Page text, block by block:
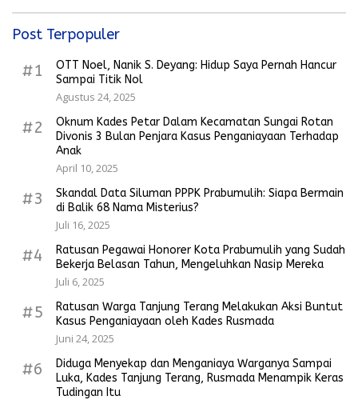
Post Terpopuler
#1
OTT Noel, Nanik S. Deyang: Hidup Saya Pernah Hancur
Sampai Titik Nol
Agustus 24, 2025
#2
Oknum Kades Petar Dalam Kecamatan Sungai Rotan
Divonis 3 Bulan Penjara Kasus Penganiayaan Terhadap
Anak
April 10, 2025
#3
Skandal Data Siluman PPPK Prabumulih: Siapa Bermain
di Balik 68 Nama Misterius?
Juli 16, 2025
#4
Ratusan Pegawai Honorer Kota Prabumulih yang Sudah
Bekerja Belasan Tahun, Mengeluhkan Nasip Mereka
Juli 6, 2025
#5
Ratusan Warga Tanjung Terang Melakukan Aksi Buntut
Kasus Penganiayaan oleh Kades Rusmada
Juni 24, 2025
#6
Diduga Menyekap dan Menganiaya Warganya Sampai
Luka, Kades Tanjung Terang, Rusmada Menampik Keras
Tudingan Itu